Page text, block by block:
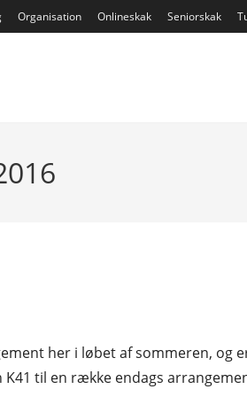
Organisation Onlineskak Seniorskak
her i løbet af sommeren, og
til en række endags